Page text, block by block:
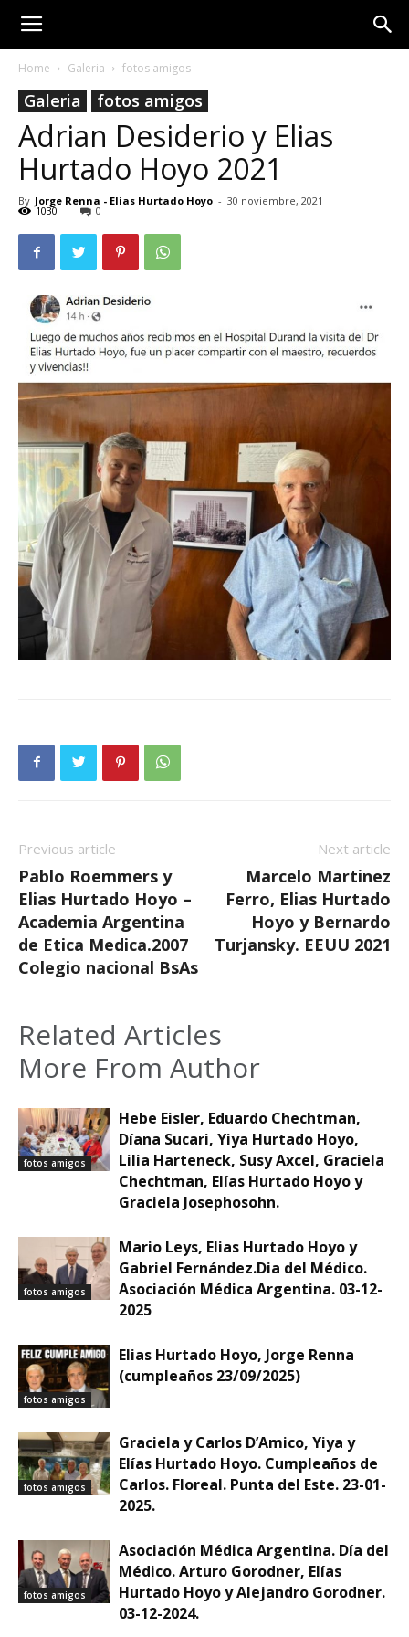
Home Galeria fotos amigos
Galeria fotos amigos
Adrian Desiderio y Elias
Hurtado Hoyo 2021
By Jorge Renna - Elias Hurtado Hoyo - 30 noviembre, 2021
1030 0
Previous article
Pablo Roemmers y
Elias Hurtado Hoyo –
Academia Argentina
de Etica Medica.2007
Colegio nacional BsAs
Next article
Marcelo Martinez
Ferro, Elias Hurtado
Hoyo y Bernardo
Turjansky. EEUU 2021
Related Articles
More From Author
fotos amigos
Hebe Eisler, Eduardo Chechtman,
Díana Sucari, Yiya Hurtado Hoyo,
Lilia Harteneck, Susy Axcel, Graciela
Chechtman, Elías Hurtado Hoyo y
Graciela Josephosohn.
fotos amigos
Mario Leys, Elias Hurtado Hoyo y
Gabriel Fernández.Dia del Médico.
Asociación Médica Argentina. 03-12-
2025
fotos amigos
Elias Hurtado Hoyo, Jorge Renna
(cumpleaños 23/09/2025)
fotos amigos
Graciela y Carlos D’Amico, Yiya y
Elías Hurtado Hoyo. Cumpleaños de
Carlos. Floreal. Punta del Este. 23-01-
2025.
fotos amigos
Asociación Médica Argentina. Día del
Médico. Arturo Gorodner, Elías
Hurtado Hoyo y Alejandro Gorodner.
03-12-2024.